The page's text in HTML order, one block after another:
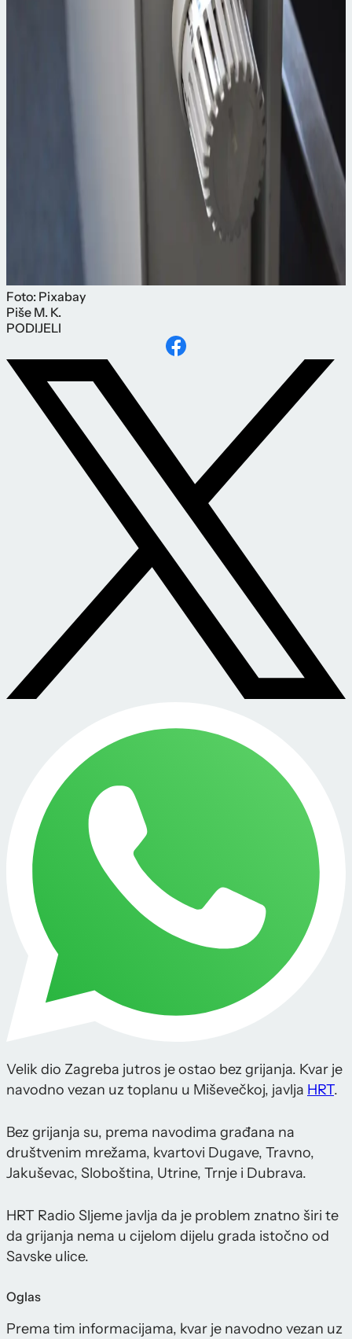
Foto: Pixabay
Piše M. K.
PODIJELI
Velik dio Zagreba jutros je ostao bez grijanja. Kvar je
navodno vezan uz toplanu u Miševečkoj, javlja HRT.
Bez grijanja su, prema navodima građana na
društvenim mrežama, kvartovi Dugave, Travno,
Jakuševac, Sloboština, Utrine, Trnje i Dubrava.
HRT Radio Sljeme javlja da je problem znatno širi te
da grijanja nema u cijelom dijelu grada istočno od
Savske ulice.
Oglas
Prema tim informacijama, kvar je navodno vezan uz